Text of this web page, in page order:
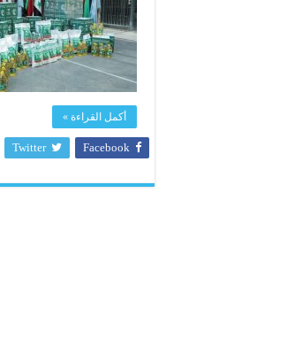
أكمل القراءة »
Facebook
Twitter